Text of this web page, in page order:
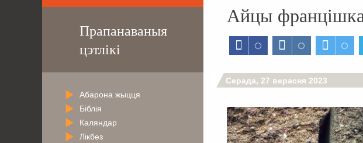
Айцы
Серада, 27 верасня 2023
Прапанаваныя
цэтлікі
Абарона жыцця
Біблія
Каляндар
Лікбез